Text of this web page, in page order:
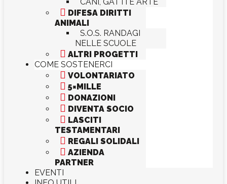
 DIFESA DIRITTI
ANIMALI
S.O.S. RANDAGI
NELLE SCUOLE
 ALTRI PROGETTI
COME SOSTENERCI
 VOLONTARIATO
 5×MILLE
 DONAZIONI
 DIVENTA SOCIO
 LASCITI
TESTAMENTARI
 REGALI SOLIDALI
 AZIENDA
PARTNER
EVENTI